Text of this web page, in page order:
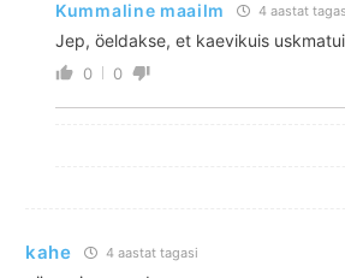
Kummaline maailm 4 aastat
Jep, öeldakse, et kaevikuis
0 0
kahe 4 aastat tagasi